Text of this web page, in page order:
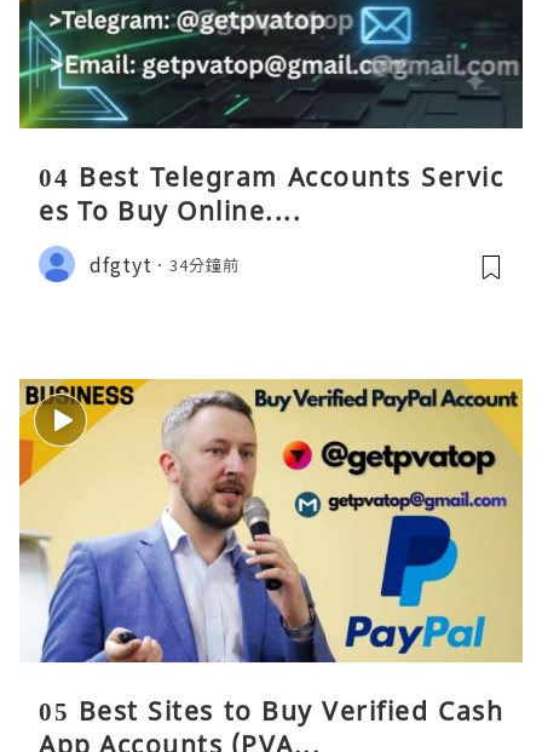
04 Best Telegram Accounts Servic
es To Buy Online....
dfgtyt 34分鐘前
05 Best Sites to Buy Verified Cash
App Accounts (PVA...